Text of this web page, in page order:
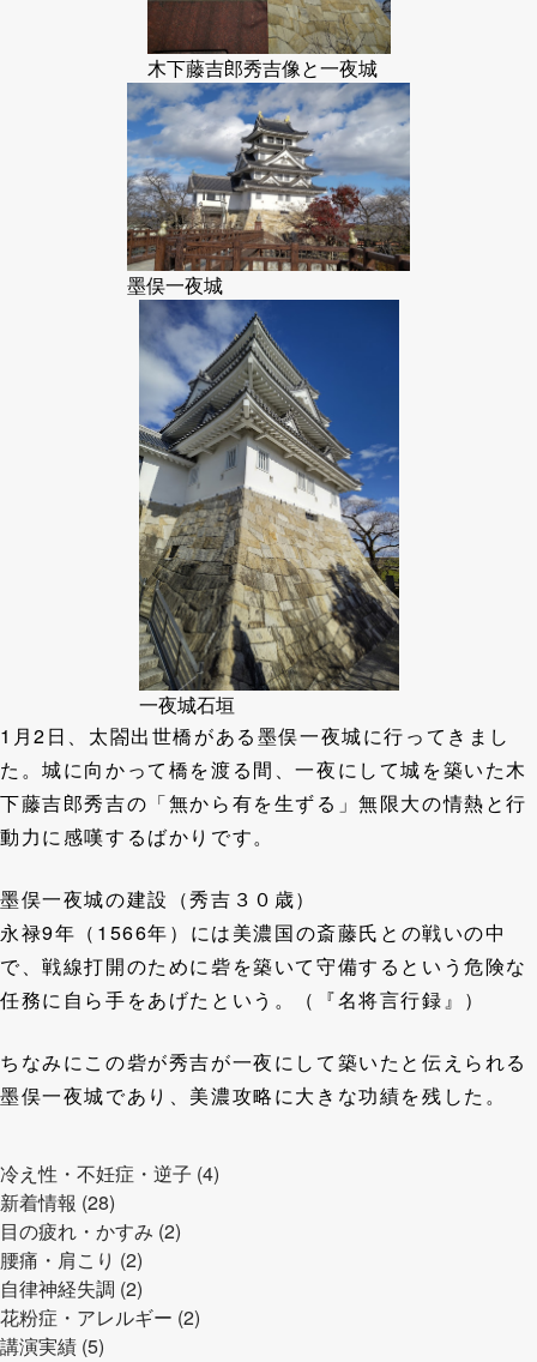
木下藤吉郎秀吉像と一夜城
墨俣一夜城
一夜城石垣
1月2日、太閤出世橋がある墨俣一夜城に行ってきまし
た。城に向かって橋を渡る間、一夜にして城を築いた木
下藤吉郎秀吉の「無から有を生ずる」無限大の情熱と行
動力に感嘆するばかりです。
墨俣一夜城の建設（秀吉３０歳）
永禄9年（1566年）には美濃国の斎藤氏との戦いの中
で、戦線打開のために砦を築いて守備するという危険な
任務に自ら手をあげたという。（『名将言行録』）
ちなみにこの砦が秀吉が一夜にして築いたと伝えられる
墨俣一夜城であり、美濃攻略に大きな功績を残した。
冷え性・不妊症・逆子 (4)
新着情報 (28)
目の疲れ・かすみ (2)
腰痛・肩こり (2)
自律神経失調 (2)
花粉症・アレルギー (2)
講演実績 (5)